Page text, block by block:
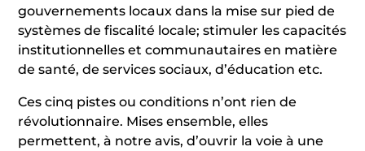
gouvernements locaux dans la mise sur pied de
systèmes de fiscalité locale; stimuler les capacités
institutionnelles et communautaires en matière
de santé, de services sociaux, d’éducation etc.
Ces cinq pistes ou conditions n’ont rien de
révolutionnaire. Mises ensemble, elles
permettent, à notre avis, d’ouvrir la voie à une